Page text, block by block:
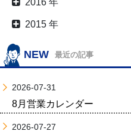
2016 年
2015 年
NEW 最近の記事
2026-07-31
8月営業カレンダー
2026-07-27